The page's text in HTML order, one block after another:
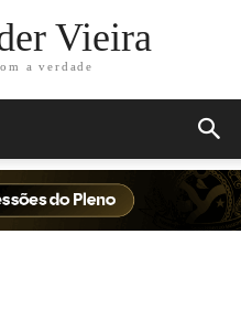
Vieira
a verdade